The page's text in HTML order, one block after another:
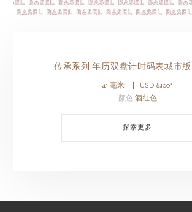
传承系列 年历双盘计时码表城市
41 毫米 USD 8,100*
颜色 酒红色
探索更多